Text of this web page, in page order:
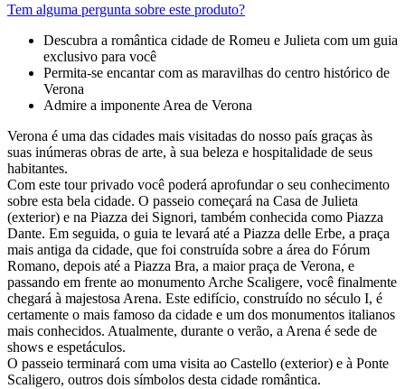
Tem alguma pergunta sobre este produto?
Descubra a romântica cidade de Romeu e Julieta com um guia
exclusivo para você
Permita-se encantar com as maravilhas do centro histórico de
Verona
Admire a imponente Area de Verona
Verona é uma das cidades mais visitadas do nosso país graças às
suas inúmeras obras de arte, à sua beleza e hospitalidade de seus
habitantes.
Com este tour privado você poderá aprofundar o seu conhecimento
sobre esta bela cidade. O passeio começará na Casa de Julieta
(exterior) e na Piazza dei Signori, também conhecida como Piazza
Dante. Em seguida, o guia te levará até a Piazza delle Erbe, a praça
mais antiga da cidade, que foi construída sobre a área do Fórum
Romano, depois até a Piazza Bra, a maior praça de Verona, e
passando em frente ao monumento Arche Scaligere, você finalmente
chegará à majestosa Arena. Este edifício, construído no século I, é
certamente o mais famoso da cidade e um dos monumentos italianos
mais conhecidos. Atualmente, durante o verão, a Arena é sede de
shows e espetáculos.
O passeio terminará com uma visita ao Castello (exterior) e à Ponte
Scaligero, outros dois símbolos desta cidade romântica.